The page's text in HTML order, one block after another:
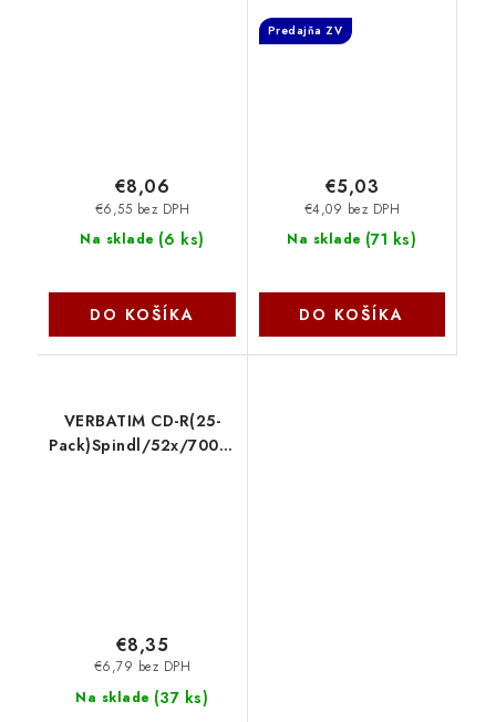
Na sklade (6 ks)
€6,55 bez DPH
€8,06
DO KOŠÍKA
Predajňa ZV
Na sklade (71 ks)
€4,09 bez DPH
€5,03
DO KOŠÍKA
VERBATIM CD-R(25-
Pack)Spindl/52x/700MB
Na sklade (37 ks)
€6,79 bez DPH
€8,35